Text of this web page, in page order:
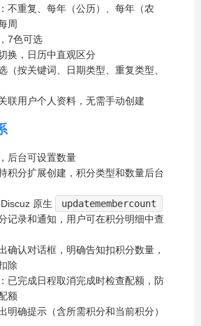
不重复、每年（公历）、每年（农
周
7色可选
换，日历中直观区分
（按关键词、日期类型、重复类型、
联用户个人资料，无需手动创建
后台可设置数量
积分扩展创建，积分类型和数量后台
原生
updatemembercount
记录和通知，用户可在积分明细中查
确认对话框，明确告知扣积分数量，
除
已完成日程取消完成时检查配额，防
额
明确提示（含所需积分和当前积分）